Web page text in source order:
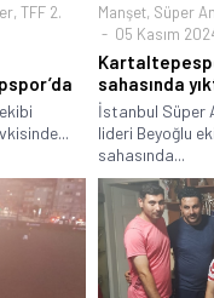
, TFF 2.
Manşet, Süper
05 Kasım
sahasında
İstanbul Süper
lideri Beyoğlu
sahasında...